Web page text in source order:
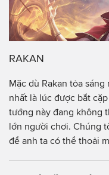
RAKAN
Mặc dù Rakan tỏa
nhất là lúc được bắt
tướng này đang không
lớn người chơi. Chúng
để anh ta có thể thoải